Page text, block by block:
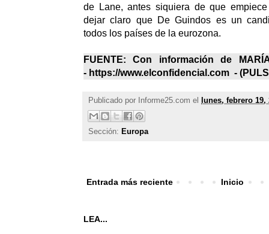
de Lane, antes siquiera de que
dejar claro que De Guindos es un
todos los países de la eurozona.
FUENTE: Con información de
- https://www.elconfidencial.com - (
Publicado por Informe25.com el lunes, febrero 19,
Sección: Europa
Entrada más reciente Inicio
LEA...